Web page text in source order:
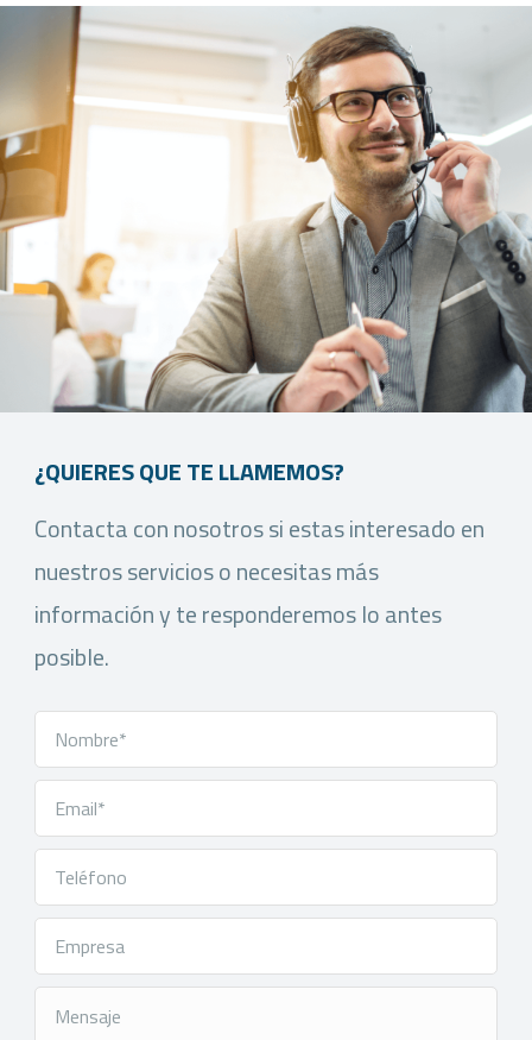
¿QUIERES QUE TE LLAMEMOS?
Contacta con nosotros si estas interesado en
nuestros servicios o necesitas más
información y te responderemos lo antes
posible.